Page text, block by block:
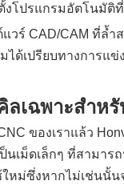
งโปรแกรมอัตโนมัติ
แวร์ CAD/CAM ที่ล้
ได้เปรียบทางการแ
ลเฉพาะสำห
ของเราแล้ว
นเม็ดเล็กๆ ที่สามา
หม่ซึ่งหากไม่เช่นนั้น